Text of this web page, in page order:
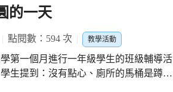
經歷出發，分享超過一百多張照片的回
）裡面訴說的，不只是態度、精神，更
問台下學生：你有幾雙鞋子，一雙、兩
則故事背後，不是要去效法，而是去反
，這是一個持續發酵的過程，小小種子
的一天
點閱數：594 次 教學活動
第一個月進行一年級學生的班級輔導活
生提到：沒有點心、廁所的馬桶是蹲